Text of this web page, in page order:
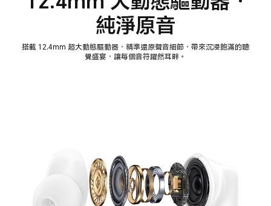
純淨原音
搭載 12.4mm 超大動態驅動器，精準還原聲音細節，帶來沉浸飽滿的聽
覺盛宴，讓每個音符躍然耳畔。